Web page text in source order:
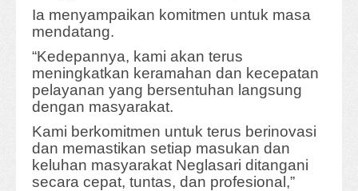
Ia menyampaikan komitmen untuk masa
mendatang.
“Kedepannya, kami akan terus
meningkatkan keramahan dan kecepatan
pelayanan yang bersentuhan langsung
dengan masyarakat.
Kami berkomitmen untuk terus berinovasi
dan memastikan setiap masukan dan
keluhan masyarakat Neglasari ditangani
secara cepat, tuntas, dan profesional,”